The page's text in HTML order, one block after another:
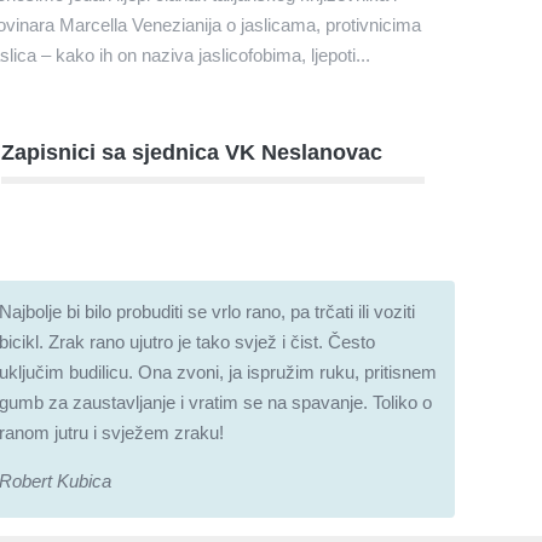
Marcella Venezianija o jaslicama, protivnicima
– kako ih on naziva jaslicofobima, ljepoti...
Zapisnici sa sjednica VK Neslanovac
Najbolje bi bilo probuditi se vrlo rano, pa trčati ili voziti
bicikl. Zrak rano ujutro je tako svjež i čist. Često
uključim budilicu. Ona zvoni, ja ispružim ruku, pritisnem
gumb za zaustavljanje i vratim se na spavanje. Toliko o
ranom jutru i svježem zraku!
Robert Kubica